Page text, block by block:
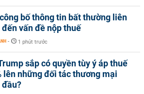
bố thông tin bất thường liên
đến vấn đề nộp thuế
- 1 phút trước
sắp có quyền tùy ý áp thuế
lên những đối tác thương mại
đầu?